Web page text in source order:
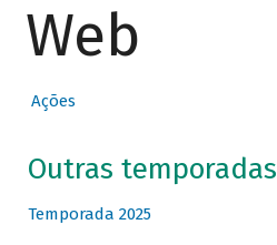
Web
Ações
Outras temporadas
Temporada 2025